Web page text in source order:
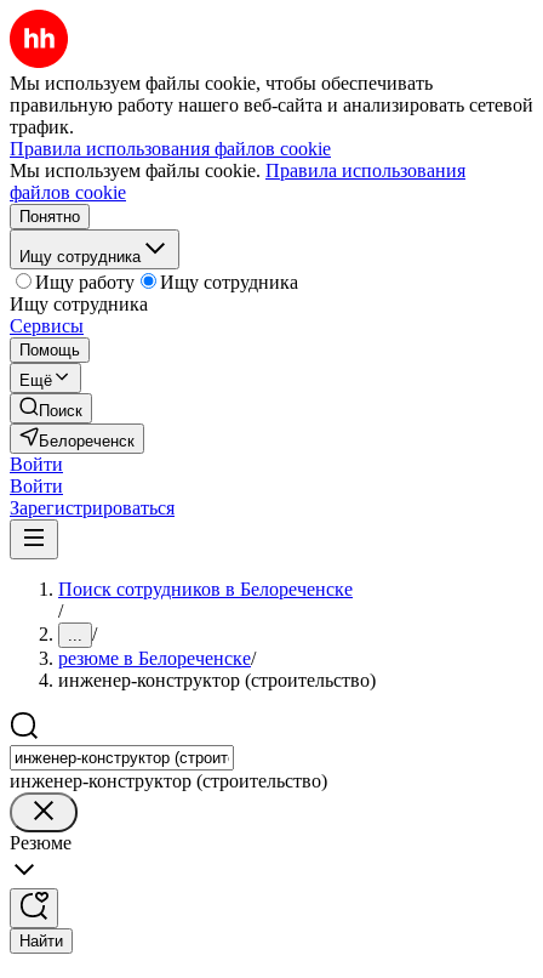
Мы используем файлы cookie, чтобы обеспечивать
правильную работу нашего веб-сайта и анализировать сетевой
трафик.
Правила использования файлов cookie
Мы используем файлы cookie. Правила использования
файлов cookie
Понятно
Ищу сотрудника
Ищу работу
Ищу сотрудника
Ищу сотрудника
Сервисы
Помощь
Ещё
Поиск
Белореченск
Войти
Войти
Зарегистрироваться
Поиск сотрудников в Белореченске
/
... /
резюме в Белореченске/
инженер-конструктор (строительство)
инженер-конструктор (строительство)
Резюме
Найти